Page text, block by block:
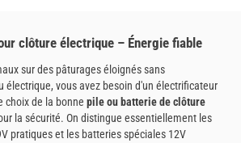
clôture électrique – Énergie fiable
sur des pâturages éloignés sans
électrique, vous avez besoin d'un électrificateur
choix de la bonne pile ou batterie de clôture
la sécurité. On distingue essentiellement les
pratiques et les batteries spéciales 12V